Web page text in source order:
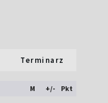
Terminarz
M +/- Pkt